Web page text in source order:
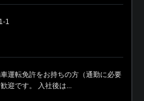
1
車運転免許をお持ちの方（通勤に必要
迎です。 入社後は...